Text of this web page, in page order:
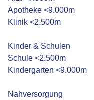
Apotheke <9.000m
Klinik <2.500m
Kinder & Schulen
Schule <2.500m
Kindergarten <9.000m
Nahversorgung